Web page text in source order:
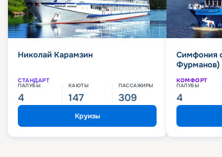
Николай Карамзин
СТАНДАРТ
ПАЛУБЫ
4
КАЮТЫ
147
ПАССАЖИРЫ
309
Круизы
Симфония
Фурманов)
КОМФОРТ
ПАЛУБЫ
4